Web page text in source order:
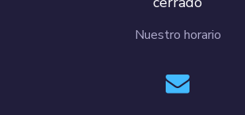
Nuestro horario